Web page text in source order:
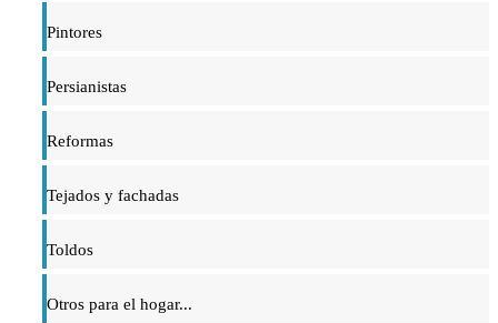
Pintores
Persianistas
Reformas
Tejados y fachadas
Toldos
Otros para el hogar...